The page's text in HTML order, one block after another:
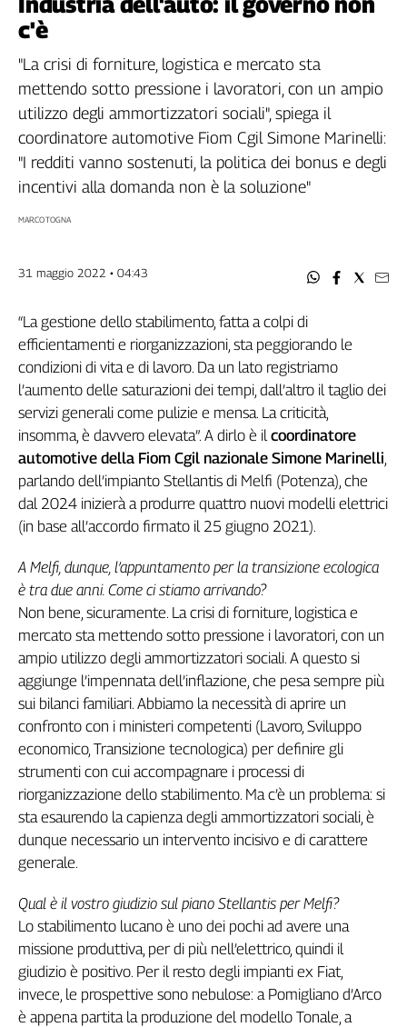
Filcams
Filctem
Fillea
Fiom
Nidil
Spi
Caaf
G8
di
Genova,
il
sangue
della
ragione
120
Cgil
Collettiva
Academy
Collettiva
Play
Rubriche
Collettiva
Talk
La
settimana
Collettiva
Girasoli
Il
Sassolino
Economica
Tech
It
Easy
Inserti
c'è
"La crisi di forniture, logistica e mercato sta
mettendo sotto pressione i lavoratori, con un ampio
utilizzo degli ammortizzatori sociali", spiega il
coordinatore automotive Fiom Cgil Simone Marinelli:
"I redditi vanno sostenuti, la politica dei bonus e degli
incentivi alla domanda non è la soluzione"
MARCO TOGNA
31 maggio 2022 • 04:43
“La gestione dello stabilimento, fatta a colpi di
efficientamenti e riorganizzazioni, sta peggiorando le
condizioni di vita e di lavoro. Da un lato registriamo
l’aumento delle saturazioni dei tempi, dall’altro il taglio dei
servizi generali come pulizie e mensa. La criticità,
insomma, è davvero elevata”. A dirlo è ilcoordinatore
automotive della Fiom Cgil nazionale Simone Marinelli,
parlando dell’impianto Stellantis di Melfi (Potenza), che
dal 2024 inizierà a produrre quattro nuovi modelli elettrici
(in base all’accordo firmato il 25 giugno 2021).
A Melfi, dunque, l’appuntamento per la transizione ecologica
è tra due anni. Come ci stiamo arrivando?
Non bene, sicuramente. La crisi di forniture, logistica e
mercato sta mettendo sotto pressione i lavoratori, con un
ampio utilizzo degli ammortizzatori sociali. A questo si
aggiunge l’impennata dell’inflazione, che pesa sempre più
sui bilanci familiari. Abbiamo la necessità di aprire un
confronto con i ministeri competenti (Lavoro, Sviluppo
economico, Transizione tecnologica) per definire gli
strumenti con cui accompagnare i processi di
riorganizzazione dello stabilimento. Ma c’è un problema: si
sta esaurendo la capienza degli ammortizzatori sociali, è
dunque necessario un intervento incisivo e di carattere
generale.
Qual è il vostro giudizio sul piano Stellantis per Melfi?
Lo stabilimento lucano è uno dei pochi ad avere una
missione produttiva, per di più nell’elettrico, quindi il
giudizio è positivo. Per il resto degli impianti ex Fiat,
invece, le prospettive sono nebulose: a Pomigliano d’Arco
è appena partita la produzione del modello Tonale, a